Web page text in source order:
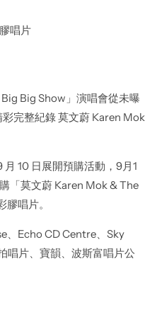
唱片
Big Show」演唱會從未曝
完整紀錄 莫文蔚 Karen Mok
月 10 日展開預購活動，9月1
「莫文蔚 Karen Mok & The
唱片。
、Echo CD Centre、Sky
唱片、寶韻、波斯富唱片公